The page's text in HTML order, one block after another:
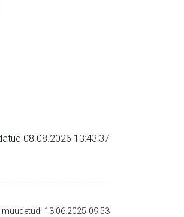
08.08.2026 13:43:37
13.06.2025 09:53